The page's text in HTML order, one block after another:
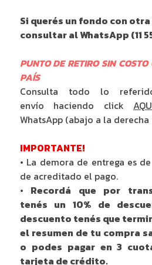
Si querés un fondo con
consultar al WhatsApp (11
PUNTO DE RETIRO SIN
PAÍS
Consulta todo lo
envío haciendo click
WhatsApp (abajo a la
IMPORTANTE!
• La demora de entrega es
de acreditado el pago.
• Recordá que por
tenés un 10% de
descuento tenés que
el resumen de tu compra
o podes pagar en 3
tarjeta de crédito.